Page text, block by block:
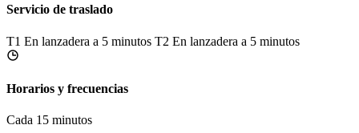
Servicio de traslado
T1 En lanzadera a 5 minutos T2 En lanzadera a 5 minutos
Horarios y frecuencias
Cada 15 minutos